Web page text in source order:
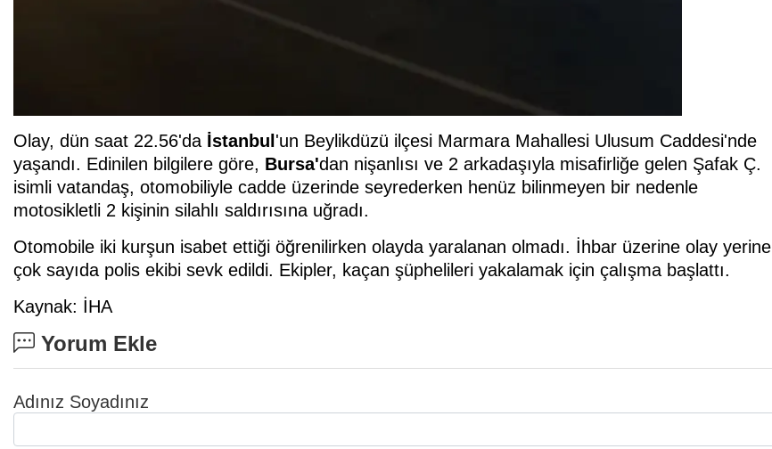
Olay, dün saat 22.56'da İstanbul 'un Beylikdüzü ilçesi Marmara Mahallesi Ulusum Caddesi'nde
yaşandı. Edinilen bilgilere göre, Bursa'dan nişanlısı ve 2 arkadaşıyla misafirliğe gelen Şafak Ç.
isimli vatandaş, otomobiliyle cadde üzerinde seyrederken henüz bilinmeyen bir nedenle
motosikletli 2 kişinin silahlı saldırısına uğradı.
Otomobile iki kurşun isabet ettiği öğrenilirken olayda yaralanan olmadı. İhbar üzerine olay yerine
çok sayıda polis ekibi sevk edildi. Ekipler, kaçan şüphelileri yakalamak için çalışma başlattı.
Kaynak: İHA
Yorum Ekle
Adınız Soyadınız